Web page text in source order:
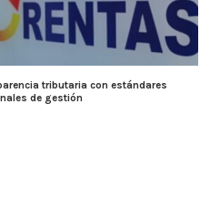
tributaria con estándares
de gestión